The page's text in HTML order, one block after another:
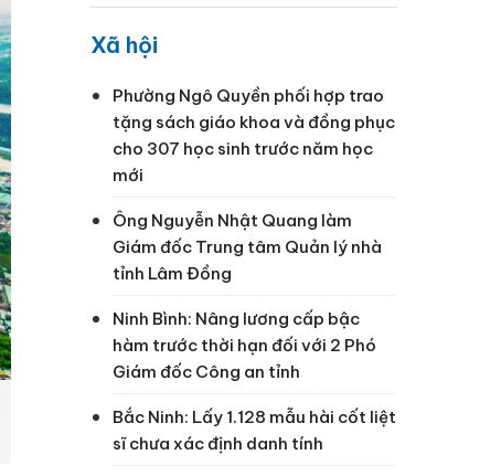
Xã hội
Phường Ngô Quyền phối hợp trao
tặng sách giáo khoa và đồng phục
cho 307 học sinh trước năm học
mới
Ông Nguyễn Nhật Quang làm
Giám đốc Trung tâm Quản lý nhà
tỉnh Lâm Đồng
Ninh Bình: Nâng lương cấp bậc
hàm trước thời hạn đối với 2 Phó
Giám đốc Công an tỉnh
Bắc Ninh: Lấy 1.128 mẫu hài cốt liệt
sĩ chưa xác định danh tính